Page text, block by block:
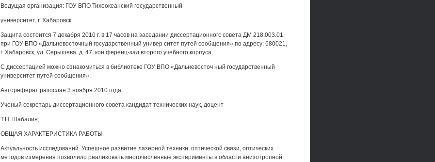
Ведущая организация: ГОУ ВПО Тихоокеанский государственный
университет, г. Хабаровск
Защита состоится 7 декабря 2010 г. в 17 часов на заседании диссертационногс совета ДМ 218.003.01
при ГОУ ВПО «Дальневосточный государственный универ ситет путей сообщения» по адресу: 680021,
г. Хабаровск, ул. Серышева, д. 47, кон ференц-зал второго учебного корпуса.
С диссертацией можно ознакомиться в библиотеке ГОУ ВПО «Дальневосточ ный государственный
университет путей сообщения».
Автореферат разослан 3 ноября 2010 года.
Ученый секретарь диссертационного совета кандидат технических наук, доцент
Т.Н. Шабалин;
ОБЩАЯ ХАРАКТЕРИСТИКА РАБОТЫ
Актуальность исследований. Успешное развитие лазерной техники, оптической связи, оптических
методов измерения позволило реализовать многочисленные эксперименты в области анизотропной